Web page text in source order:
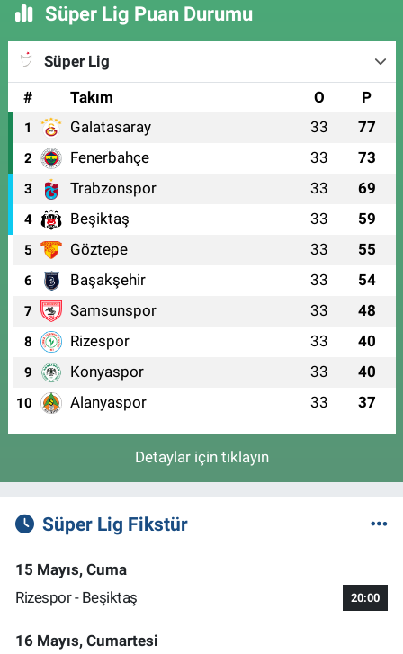
Süper Lig Puan Durumu
Süper Lig
#
Takım O P
1 Galatasaray 33 77
2 Fenerbahçe 33 73
3 Trabzonspor 33 69
4 Beşiktaş 33 59
5 Göztepe 33 55
6 Başakşehir 33 54
7 Samsunspor 33 48
8 Rizespor 33 40
9 Konyaspor 33 40
10 Alanyaspor 33 37
Detaylar için tıklayın
Süper Lig Fikstür
15 Mayıs, Cuma
Rizespor - Beşiktaş
20:00
16 Mayıs, Cumartesi